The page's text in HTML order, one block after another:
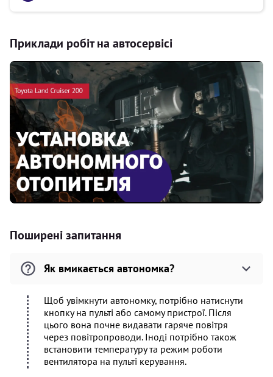
Приклади робіт на автосервісі
Поширені запитання
Як вмикається автономка?
Щоб увімкнути автономку, потрібно натиснути
кнопку на пульті або самому пристрої. Після
цього вона почне видавати гаряче повітря
через повітропроводи. Іноді потрібно також
встановити температуру та режим роботи
вентилятора на пульті керування.